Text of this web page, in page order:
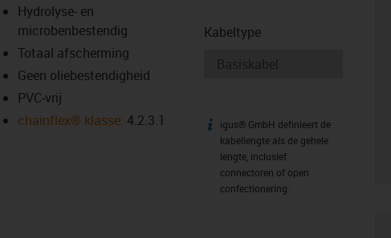
Hydrolyse- en
microbenbestendig
Totaal afscherming
Geen oliebestendigheid
PVC-vrij
chainflex® klasse: 4.2.3.1
Kabeltype
igus-icon-info
igus® GmbH definieert de
kabellengte als de gehele
lengte, inclusief
connectoren of open
confectionering.